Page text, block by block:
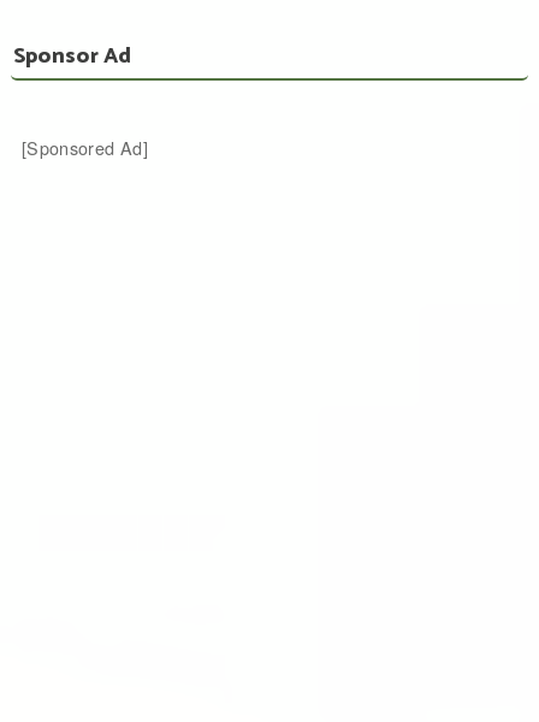
Sponsor Ad
[Sponsored Ad]